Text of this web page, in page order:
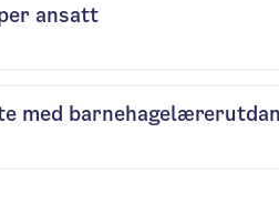
ansatt
med